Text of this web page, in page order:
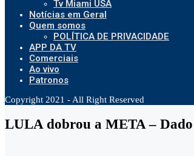
Tv Miami USA
Notícias em Geral
Quem somos
POLÍTICA DE PRIVACIDADE
APP DA TV
Comerciais
Ao vivo
Patronos
Copyright 2021 - All Right Reserved
LULA dobrou a META –